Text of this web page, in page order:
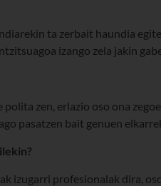
ta zerbait haundia
izango zela jakin
zen, erlazio oso ona
pasatzen bait genuen
izugarri profesionalak dira,